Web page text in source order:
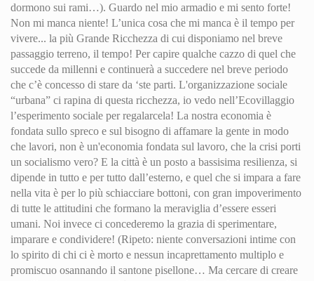
dormono sui rami…). Guardo nel mio armadio e mi sento forte!
Non mi manca niente! L’unica cosa che mi manca è il tempo per
vivere... la più Grande Ricchezza di cui disponiamo nel breve
passaggio terreno, il tempo! Per capire qualche cazzo di quel che
succede da millenni e continuerà a succedere nel breve periodo
che c’è concesso di stare da ‘ste parti. L'organizzazione sociale
“urbana” ci rapina di questa ricchezza, io vedo nell’Ecovillaggio
l’esperimento sociale per regalarcela! La nostra economia è
fondata sullo spreco e sul bisogno di affamare la gente in modo
che lavori, non è un'economia fondata sul lavoro, che la crisi porti
un socialismo vero? E la città è un posto a bassisima resilienza, si
dipende in tutto e per tutto dall’esterno, e quel che si impara a fare
nella vita è per lo più schiacciare bottoni, con gran impoverimento
di tutte le attitudini che formano la meraviglia d’essere esseri
umani. Noi invece ci concederemo la grazia di sperimentare,
imparare e condividere! (Ripeto: niente conversazioni intime con
lo spirito di chi ci è morto e nessun incaprettamento multiplo e
promiscuo osannando il santone pisellone… Ma cercare di creare